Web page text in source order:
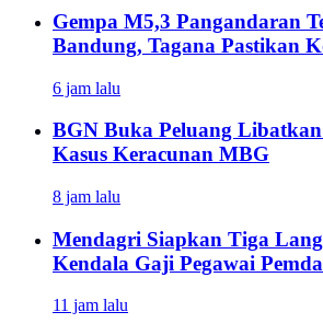
Gempa M5,3 Pangandaran
Bandung, Tagana Pastikan
6 jam lalu
BGN Buka Peluang
Kasus Keracunan MBG
8 jam lalu
Mendagri Siapkan Tiga
Kendala Gaji Pegawai Pemda
11 jam lalu